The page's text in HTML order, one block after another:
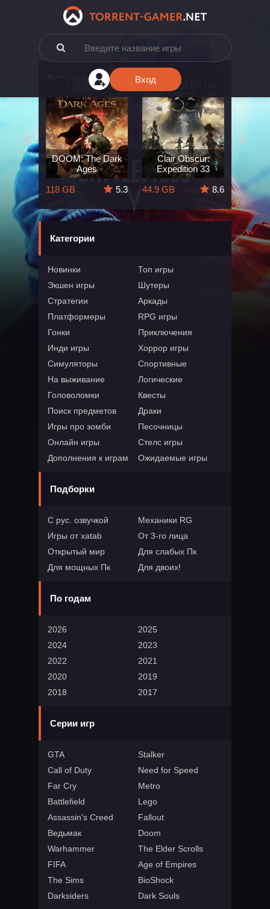
Вход
The
5.7
DOOM: The Dark
Ages
118 GB
5.3
Clair Obscur:
Expedition 33
44.9 GB
8.6
164 GB
Категории
Новинки
Топ игры
Экшен игры
Шутеры
Стратегии
Аркады
Платформеры
RPG игры
Гонки
Приключения
Инди игры
Хоррор игры
Симуляторы
Спортивные
На выживание
Логические
Головоломки
Квесты
Поиск предметов
Драки
Игры про зомби
Песочницы
Онлайн игры
Стелс игры
Дополнения к играм
Ожидаемые игры
Подборки
С рус. озвучкой
Механики RG
Игры от xatab
От 3-го лица
Открытый мир
Для слабых Пк
Для мощных Пк
Для двоих!
По годам
2026
2025
2024
2023
2022
2021
2020
2019
2018
2017
Серии игр
GTA
Stalker
Call of Duty
Need for Speed
Far Cry
Metro
Battlefield
Lego
Assassin's Creed
Fallout
Ведьмак
Doom
Warhammer
The Elder Scrolls
FIFA
Age of Empires
The Sims
BioShock
Darksiders
Dark Souls